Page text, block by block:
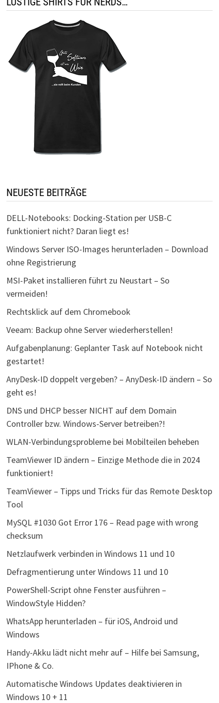
NEUESTE BEITRÄGE
DELL-Notebooks: Docking-Station per USB-C
funktioniert nicht? Daran liegt es!
Windows Server ISO-Images herunterladen – Download
ohne Registrierung
MSI-Paket installieren führt zu Neustart – So
vermeiden!
Rechtsklick auf dem Chromebook
Veeam: Backup ohne Server wiederherstellen!
Aufgabenplanung: Geplanter Task auf Notebook nicht
gestartet!
AnyDesk-ID doppelt vergeben? – AnyDesk-ID ändern – So
geht es!
DNS und DHCP besser NICHT auf dem Domain
Controller bzw. Windows-Server betreiben?!
WLAN-Verbindungsprobleme bei Mobilteilen beheben
TeamViewer ID ändern – Einzige Methode die in 2024
funktioniert!
TeamViewer – Tipps und Tricks für das Remote Desktop
Tool
MySQL #1030 Got Error 176 – Read page with wrong
checksum
Netzlaufwerk verbinden in Windows 11 und 10
Defragmentierung unter Windows 11 und 10
PowerShell-Script ohne Fenster ausführen –
WindowStyle Hidden?
WhatsApp herunterladen – für iOS, Android und
Windows
Handy-Akku lädt nicht mehr auf – Hilfe bei Samsung,
IPhone & Co.
Automatische Windows Updates deaktivieren in
Windows 10 + 11